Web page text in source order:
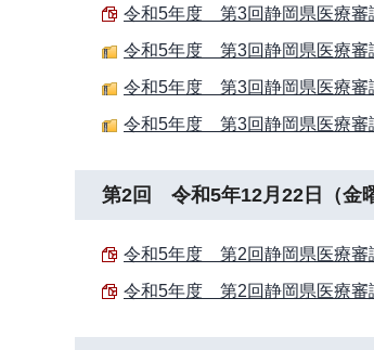
令和5年度 第3回静岡県医療審
令和5年度 第3回静岡県医療
令和5年度 第3回静岡県医療
令和5年度 第3回静岡県医療審
第2回 令和5年12月22日（金
令和5年度 第2回静岡県医療審
令和5年度 第2回静岡県医療審